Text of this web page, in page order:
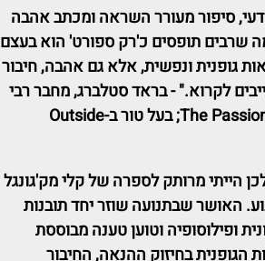
סיפור מעורר השראה ומכתב אהבה
שרבים תופסים כ'רק ספורט' הוא בעצם
גופנית ונפשית, אלא גם אהבה, חיבור
לקרוא." - בראד סטלברג, מחבר רבי
The; בעל טור ב-Outside
הייתי מרותק לספרה של קלי מק'גונגל
האושר שבתנועה שוזר יחד תובנות
ופילוסופיה וטוען טענה מבוססת
בחיזוק ההנאה, החיבור